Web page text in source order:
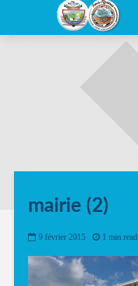
mairie (2)
9 février 2015 1 min read